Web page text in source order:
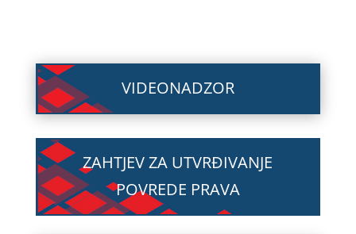
VIDEONADZOR
ZAHTJEV ZA UTVRĐIVANJE
POVREDE PRAVA